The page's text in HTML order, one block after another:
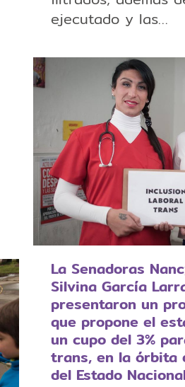
ejecutado y las…
La Senadoras
Silvina García
presentaron un
que propone el
un cupo del 3%
trans, en la órbita
del Estado